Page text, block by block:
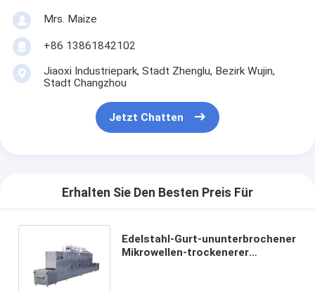
Mrs. Maize
+86 13861842102
Jiaoxi Industriepark, Stadt Zhenglu, Bezirk Wujin,
Stadt Changzhou
Jetzt Chatten
Erhalten Sie Den Besten Preis Für
Edelstahl-Gurt-ununterbrochener
Mikrowellen-trockenerer